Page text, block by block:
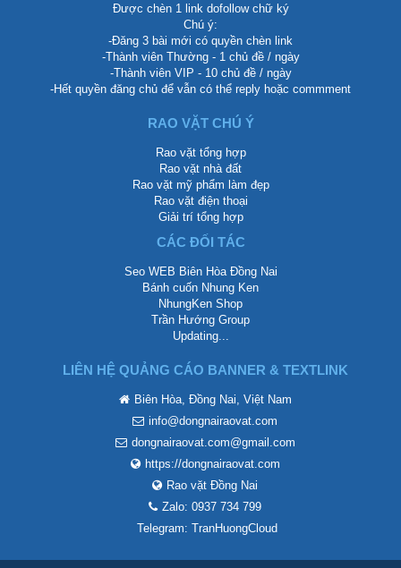
Được chèn 1 link dofollow chữ ký
Chú ý:
-Đăng 3 bài mới có quyền chèn link
-Thành viên Thường - 1 chủ đề / ngày
-Thành viên VIP - 10 chủ đề / ngày
-Hết quyền đăng chủ để vẫn có thể reply hoặc commment
RAO VẶT CHÚ Ý
Rao vặt tổng hợp
Rao vặt nhà đất
Rao vặt mỹ phẩm làm đẹp
Rao vặt điện thoại
Giải trí tổng hợp
CÁC ĐỐI TÁC
Seo WEB Biên Hòa Đồng Nai
Bánh cuốn Nhung Ken
NhungKen Shop
Trần Hướng Group
Updating...
LIÊN HỆ QUẢNG CÁO BANNER & TEXTLINK
Biên Hòa, Đồng Nai, Việt Nam
info@dongnairaovat.com
dongnairaovat.com@gmail.com
https://dongnairaovat.com
Rao vặt Đồng Nai
Zalo: 0937 734 799
Telegram: TranHuongCloud